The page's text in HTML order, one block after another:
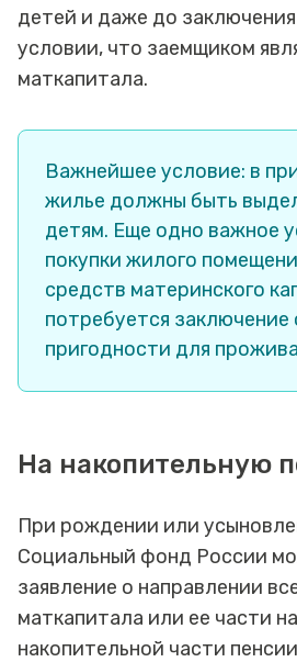
детей и даже до
условии, что заемщиком
маткапитала.
Важнейшее условие: в
жилье должны быть
детям. Еще одно важное
покупки жилого
средств материнского
потребуется заключение
пригодности для
На накопительную
При рождении или
Социальный фонд России
заявление о направлении
маткапитала или ее части
накопительной части